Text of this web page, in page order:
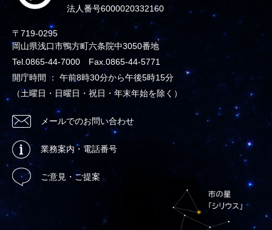
法人番号6000020332160
〒719-0295
岡山県浅口市鴨方町六条院中3050番地
Tel.0865-44-7000 Fax.0865-44-5771
開庁時間 ： 午前8時30分から午後5時15分
（土曜日・日曜日・祝日・年末年始を除く）
メールでのお問い合わせ
業務案内・電話番号
ご意見・ご提案